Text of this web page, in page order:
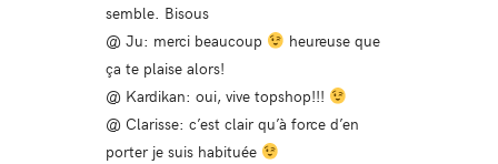
semble. Bisous
@ Ju: merci beaucoup
heureuse que
ça te plaise alors!
@ Kardikan: oui, vive topshop!!!
@ Clarisse: c’est clair qu’à force d’en
porter je suis habituée